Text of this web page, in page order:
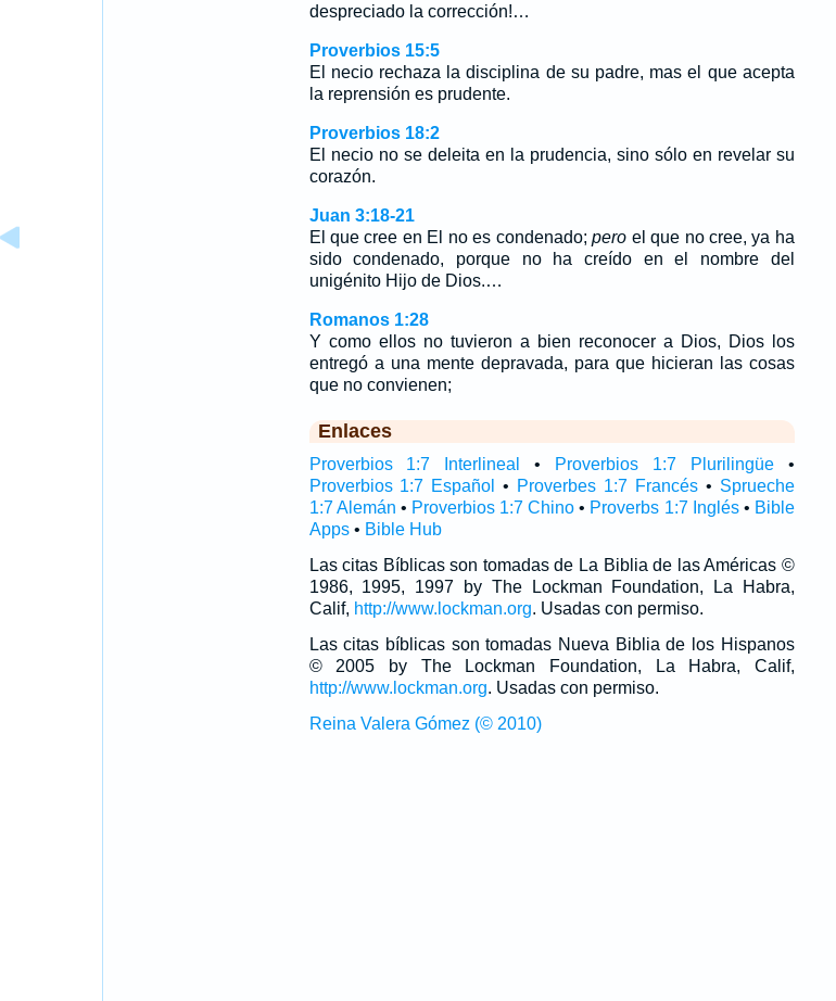
despreciado la corrección!…
Proverbios 15:5
El necio rechaza la disciplina de su padre, mas el que acepta
la reprensión es prudente.
Proverbios 18:2
El necio no se deleita en la prudencia, sino sólo en revelar su
corazón.
Juan 3:18-21
El que cree en El no es condenado;pero el que no cree, ya ha
sido condenado, porque no ha creído en el nombre del
unigénito Hijo de Dios.…
Romanos 1:28
Y como ellos no tuvieron a bien reconocer a Dios, Dios los
entregó a una mente depravada, para que hicieran las cosas
que no convienen;
Enlaces
Proverbios 1:7 Interlineal • Proverbios 1:7 Plurilingüe •
Proverbios 1:7 Español
• Proverbes 1:7 Francés • Sprueche
1:7 Alemán • Proverbios 1:7 Chino • Proverbs 1:7 Inglés• Bible
Apps• Bible Hub
Las citas Bíblicas son tomadas de La Biblia de las Américas ©
1986, 1995, 1997 by The Lockman Foundation, La Habra,
Calif, http://www.lockman.org. Usadas con permiso.
Las citas bíblicas son tomadas Nueva Biblia de los Hispanos
© 2005 by The Lockman Foundation, La Habra, Calif,
http://www.lockman.org. Usadas con permiso.
Reina Valera Gómez (© 2010)